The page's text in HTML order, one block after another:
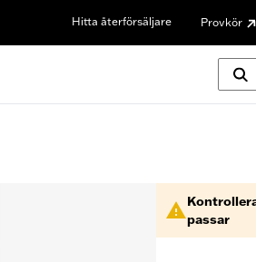
Hitta återförsäljare Provkör
passar